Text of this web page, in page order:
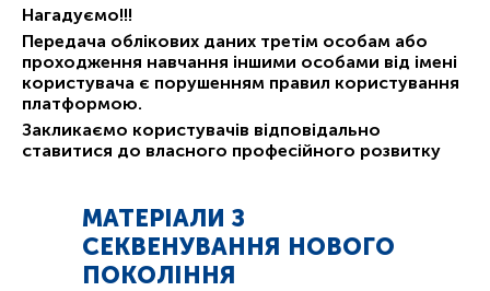
Нагадуємо!!!
Передача облікових даних третім особам або
проходження навчання іншими особами від імені
користувача є порушенням правил користування
платформою.
Закликаємо користувачів відповідально
ставитися до власного професійного розвитку
МАТЕРІАЛИ З
СЕКВЕНУВАННЯ НОВОГО
ПОКОЛІННЯ